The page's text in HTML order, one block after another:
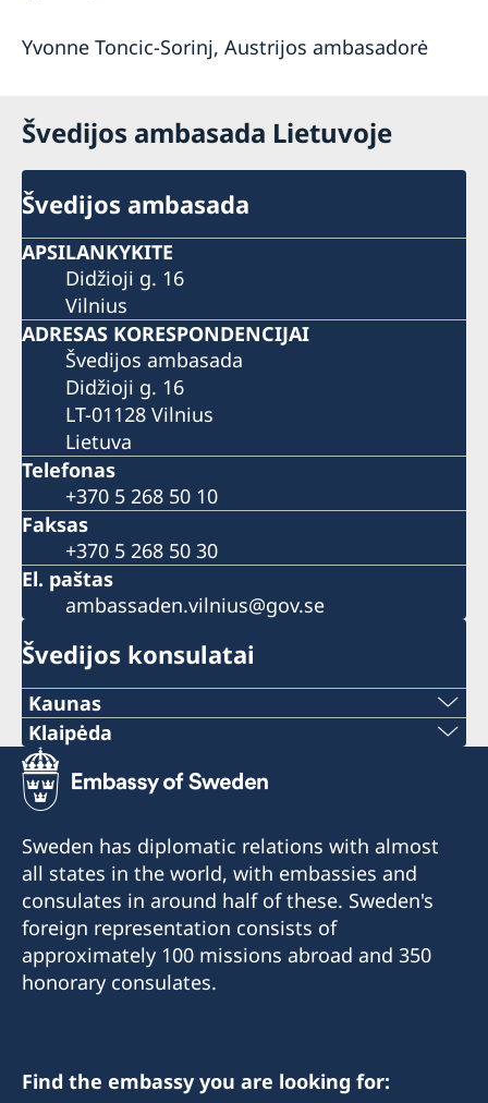
Yvonne Toncic-Sorinj, Austrijos ambasadorė
Švedijos ambasada Lietuvoje
Švedijos ambasada
APSILANKYKITE
Didžioji g. 16
Vilnius
ADRESAS KORESPONDENCIJAI
Švedijos ambasada
Didžioji g. 16
LT-01128 Vilnius
Lietuva
Telefonas
+370 5 268 50 10
Faksas
+370 5 268 50 30
El. paštas
ambassaden.vilnius@gov.se
Švedijos konsulatai
Kaunas
Vytauto pr. 43A-66
LT-44352 Kaunas, Lietuva
pirmadieniais-penktadieniais 10.00-12.00 val.
Garbės konsulė:
Jurgita Grigienė
Klaipėda
Telefonas:
+370 46 474 155
Elektroninis paštas:
vaida.vaicaitiene@be-ge.se
Pramonės g. 27,
LT-94103 Klaipėda, Lietuva
Sweden has diplomatic relations with almost
all states in the world, with embassies and
consulates in around half of these. Sweden's
foreign representation consists of
approximately 100 missions abroad and 350
honorary consulates.
Find the embassy you are looking for: